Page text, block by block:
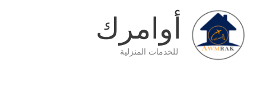
المحتوى
أوامرك
للخدمات المنزلية